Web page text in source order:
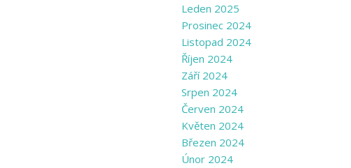
Leden 2025
Prosinec 2024
Listopad 2024
Říjen 2024
Září 2024
Srpen 2024
Červen 2024
Květen 2024
Březen 2024
Únor 2024